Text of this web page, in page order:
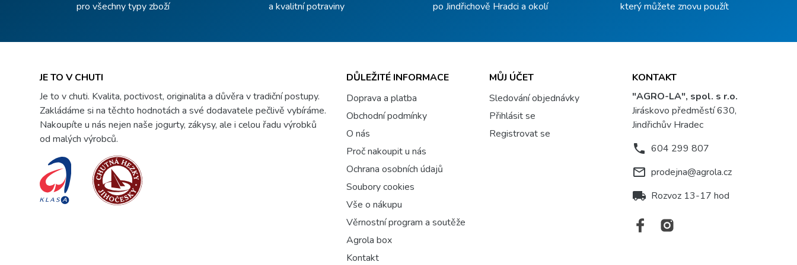
pro všechny typy zboží a kvalitní potraviny po Jindřichově Hradci a okolí který můžete znovu použít
JE TO V CHUTI
Je to v chuti. Kvalita, poctivost, originalita a důvěra v tradiční postupy.
Zakládáme si na těchto hodnotách a své dodavatele pečlivě vybíráme.
Nakoupíte u nás nejen naše jogurty, zákysy, ale i celou řadu výrobků
od malých výrobců.
DŮLEŽITÉ INFORMACE
Doprava a platba
Obchodní podmínky
O nás
Proč nakoupit u nás
Ochrana osobních údajů
Soubory cookies
Vše o nákupu
Věrnostní program a soutěže
Agrola box
Kontakt
MŮJ ÚČET
Sledování objednávky
Přihlásit se
Registrovat se
KONTAKT
"AGRO-LA", spol. s r.o.
Jiráskovo předměstí 630,
Jindřichův Hradec
phone 604 299 807
mail_outline prodejna@agrola.cz
local_shipping Rozvoz 13-17 hod